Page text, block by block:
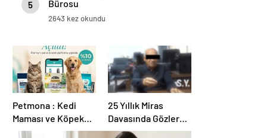
5
Bürosu
2643 kez okundu
Petmona : Kedi
Maması ve Köpek
Maması İle Tüm
25 Yıllık Miras
Davasında Gözler
Temmuz Ayındaki